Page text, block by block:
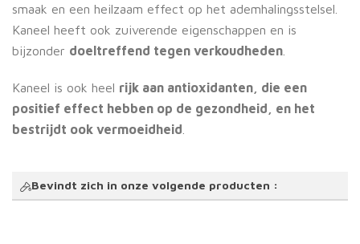
smaak en een heilzaam effect op het ademhalingsstelsel.
Kaneel heeft ook zuiverende eigenschappen en is
bijzonder doeltreffend tegen verkoudheden
Kaneel is ook heel rijk aan antioxidanten, die een
positief effect hebben op de gezondheid, en het
bestrijdt ook vermoeidheid
Bevindt zich in onze volgende producten :